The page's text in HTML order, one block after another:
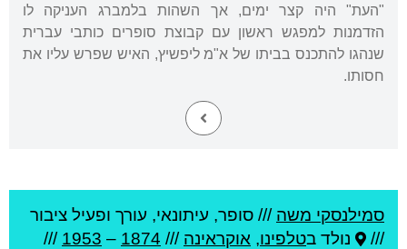
"העת" היה קצר ימים, אך השהות בלמברג העניקה לו
הזדמנות למפגש ראשון עם קבוצת סופרים כותבי עברית
שנהגו להתכנס בביתו של א"מ ליפשיץ, האיש שפרש עליו את
חסותו.
סמילנסקי משה /// סופר, עיתונאי, עורך ופעיל ציבור
///
נולד בטלפינו, אוקראינה ///
1874
–
1953
///